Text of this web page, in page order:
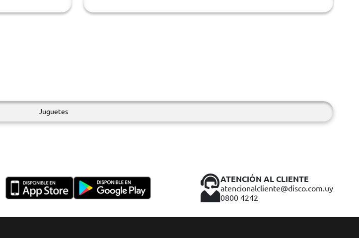
Juguetes
ATENCIÓN AL CLIENTE
atencionalcliente@disco.com.uy
0800 4242